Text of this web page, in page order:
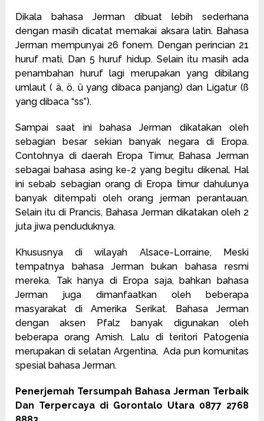
Dikala bahasa Jerman dibuat lebih sederhana
dengan masih dicatat memakai aksara latin. Bahasa
Jerman mempunyai 26 fonem. Dengan perincian 21
huruf mati, Dan 5 huruf hidup. Selain itu masih ada
penambahan huruf lagi merupakan yang dibilang
umlaut ( ä, ö, ü yang dibaca panjang) dan Ligatur (ß
yang dibaca “ss”).
Sampai saat ini bahasa Jerman dikatakan oleh
sebagian besar sekian banyak negara di Eropa.
Contohnya di daerah Eropa Timur, Bahasa Jerman
sebagai bahasa asing ke-2 yang begitu dikenal. Hal
ini sebab sebagian orang di Eropa timur dahulunya
banyak ditempati oleh orang jerman perantauan.
Selain itu di Prancis, Bahasa Jerman dikatakan oleh 2
juta jiwa penduduknya.
Khususnya di wilayah Alsace-Lorraine, Meski
tempatnya bahasa Jerman bukan bahasa resmi
mereka. Tak hanya di Eropa saja, bahkan bahasa
Jerman juga dimanfaatkan oleh beberapa
masyarakat di Amerika Serikat. Bahasa Jerman
dengan aksen Pfalz banyak digunakan oleh
beberapa orang Amish. Lalu di teritori Patogenia
merupakan di selatan Argentina, Ada pun komunitas
spesial bahasa Jerman.
Penerjemah Tersumpah Bahasa Jerman Terbaik
Dan Terpercaya di Gorontalo Utara 0877 2768